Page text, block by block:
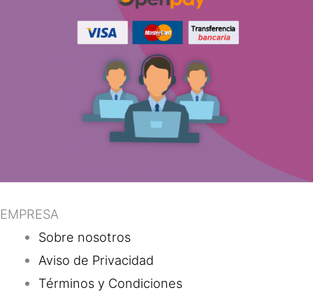
EMPRESA
Sobre nosotros
Aviso de Privacidad
Términos y Condiciones